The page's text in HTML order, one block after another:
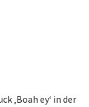
‚Boah ey‘ in der